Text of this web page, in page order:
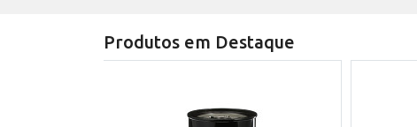
Produtos em Destaque